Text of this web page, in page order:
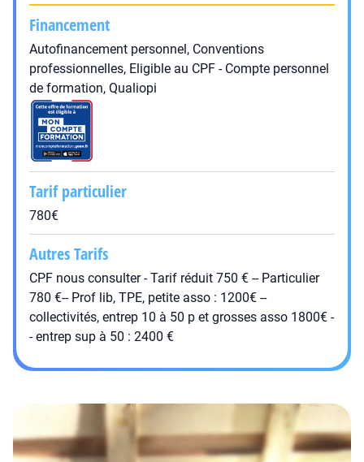
Financement
Autofinancement personnel, Conventions
professionnelles, Eligible au CPF - Compte personnel
de formation, Qualiopi
Tarif particulier
780€
Autres Tarifs
CPF nous consulter - Tarif réduit 750 € -- Particulier
780 €-- Prof lib, TPE, petite asso : 1200€ --
collectivités, entrep 10 à 50 p et grosses asso 1800€ -
- entrep sup à 50 : 2400 €